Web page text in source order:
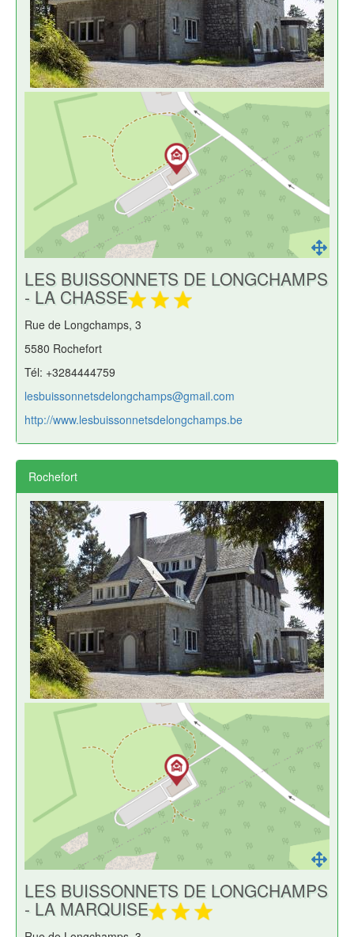
LES BUISSONNETS DE LONGCHAMPS
- LA CHASSE
Rue de Longchamps, 3
5580 Rochefort
Tél: +3284444759
lesbuissonnetsdelongchamps@gmail.com
http://www.lesbuissonnetsdelongchamps.be
Rochefort
LES BUISSONNETS DE LONGCHAMPS
- LA MARQUISE